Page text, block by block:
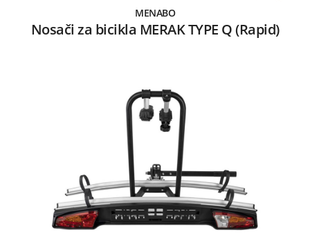
MENABO
Nosači za bicikla MERAK TYPE Q (Rapid)